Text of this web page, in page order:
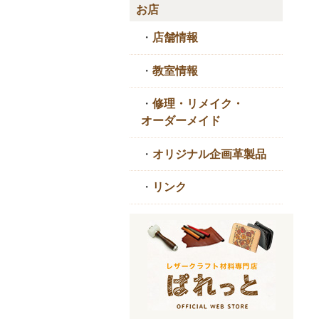
お店
・ 店舗情報
・ 教室情報
・ 修理・リメイク・
オーダーメイド
・ オリジナル企画革製品
・ リンク